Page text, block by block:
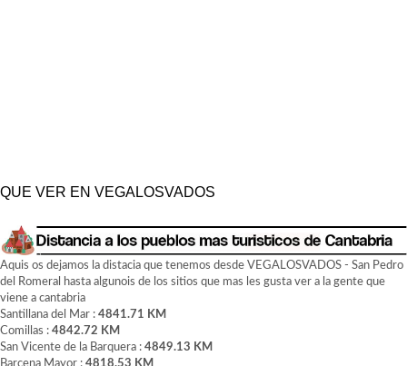
QUE VER EN VEGALOSVADOS
Aquis os dejamos la distacia que tenemos desde VEGALOSVADOS - San Pedro
del Romeral hasta algunois de los sitios que mas les gusta ver a la gente que
viene a cantabria
Santillana del Mar : 4841.71 KM
Comillas : 4842.72 KM
San Vicente de la Barquera : 4849.13 KM